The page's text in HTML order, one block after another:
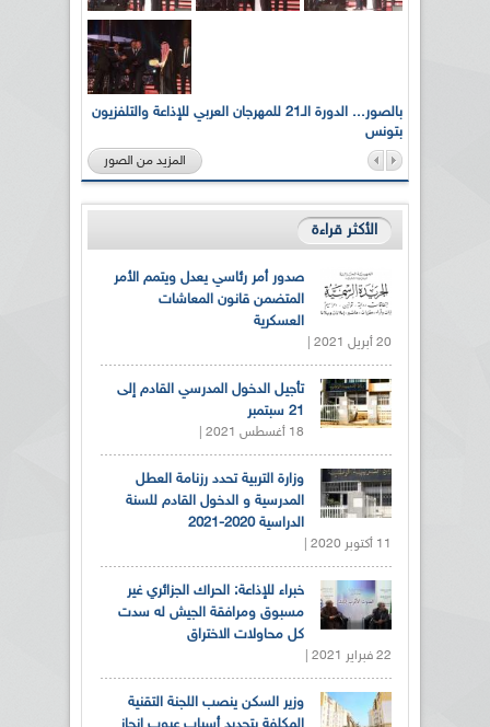
بالصور... الدورة الـ21 للمهرجان العربي للإذاعة والتلفزيون
بتونس
المزيد من الصور
الأكثر قراءة
صدور أمر رئاسي يعدل ويتمم الأمر
المتضمن قانون المعاشات
العسكرية
20 أبريل 2021 |
تأجيل الدخول المدرسي القادم إلى
21 سبتمبر
18 أغسطس 2021 |
وزارة التربية تحدد رزنامة العطل
المدرسية و الدخول القادم للسنة
الدراسية 2020-2021
11 أكتوبر 2020 |
خبراء للإذاعة: الحراك الجزائري غير
مسبوق ومرافقة الجيش له سدت
كل محاولات الاختراق
22 فبراير 2021 |
وزير السكن ينصب اللجنة التقنية